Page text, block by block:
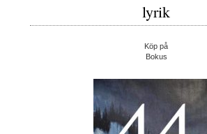
lyrik
Köp på
Bokus